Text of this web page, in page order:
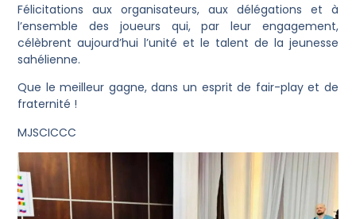
​Félicitations aux organisateurs, aux délégations et à
l’ensemble des joueurs qui, par leur engagement,
célèbrent aujourd’hui l’unité et le talent de la jeunesse
sahélienne.
​Que le meilleur gagne, dans un esprit de fair-play et de
fraternité !
MJSCICCC